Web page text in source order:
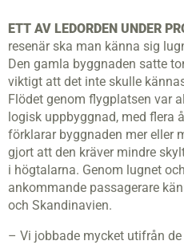
ETT AV LEDORDEN UNDER
resenär ska man känna sig
Den gamla byggnaden satte
viktigt att det inte skulle
Flödet genom flygplatsen var
logisk uppbyggnad, med flera
förklarar byggnaden mer eller
gjort att den kräver mindre
i högtalarna. Genom lugnet
ankommande passagerare
och Skandinavien.
– Vi jobbade mycket utifrån